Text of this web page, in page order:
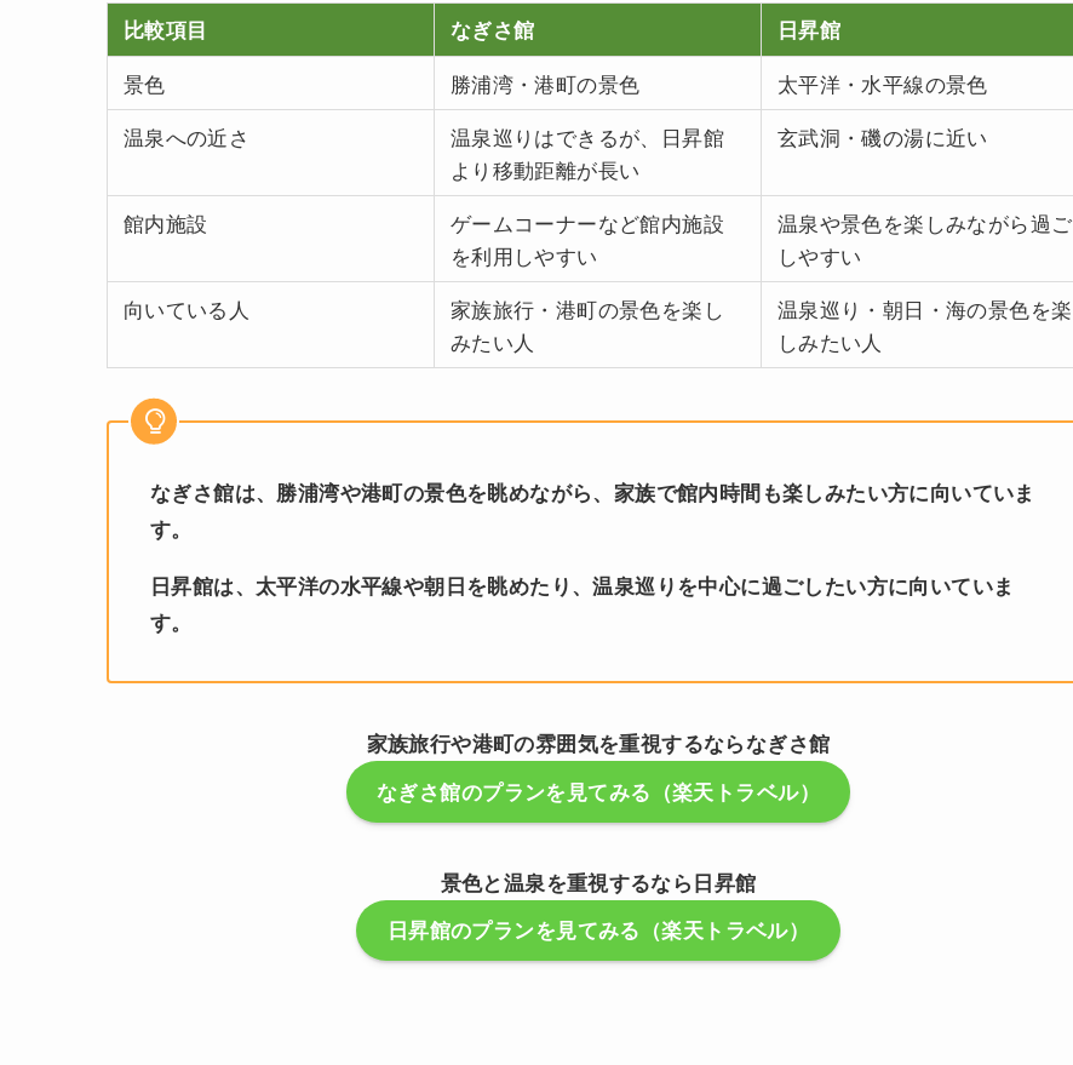
比較項目 なぎさ館 日昇館
景色 勝浦湾・港町の景色
太平洋・水平線の景色
温泉への近さ
温泉巡りはできるが、日昇館
より移動距離が長い
玄武洞・磯の湯に近い
館内施設
ゲームコーナーなど館内施設
を利用しやすい
温泉や景色を楽しみながら過ご
しやすい
向いている人
家族旅行・港町の景色を楽し
みたい人
温泉巡り・朝日・海の景色を楽
しみたい人
なぎさ館は、勝浦湾や港町の景色を眺めながら、家族で館内時間も楽しみたい方に向いていま
す。
日昇館は、太平洋の水平線や朝日を眺めたり、温泉巡りを中心に過ごしたい方に向いていま
す。
家族旅行や港町の雰囲気を重視するならなぎさ館
なぎさ館のプランを見てみる（楽天トラベル）
景色と温泉を重視するなら日昇館
日昇館のプランを見てみる（楽天トラベル）